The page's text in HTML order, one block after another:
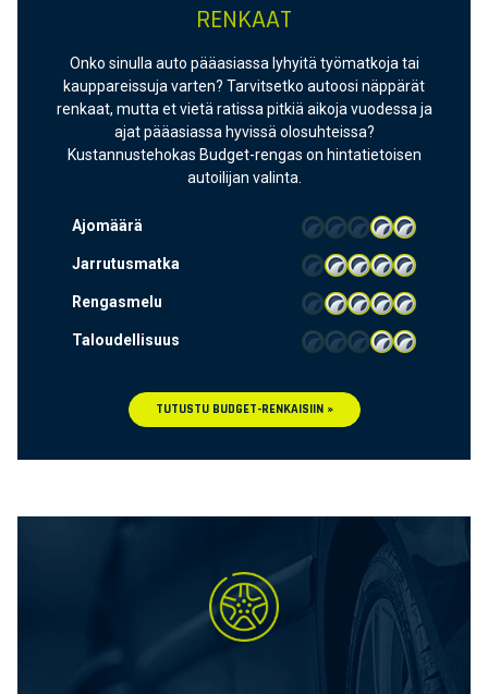
RENKAAT
Onko sinulla auto pääasiassa lyhyitä työmatkoja tai
kauppareissuja varten? Tarvitsetko autoosi näppärät
renkaat, mutta et vietä ratissa pitkiä aikoja vuodessa ja
ajat pääasiassa hyvissä olosuhteissa?
Kustannustehokas Budget-rengas on hintatietoisen
autoilijan valinta.
Ajomäärä
Jarrutusmatka
Rengasmelu
Taloudellisuus
TUTUSTU BUDGET-RENKAISIIN »